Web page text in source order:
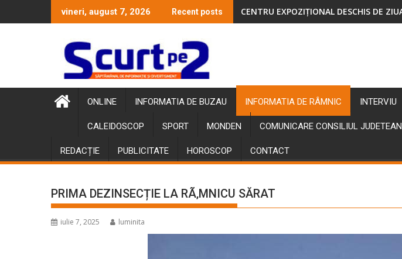
to
vineri, august 7, 2026 Recent posts CENTRU EXPOZIȚIONAL DESCHIS DE
ONLINE INFORMATIA DE BUZAU INFORMATIA DE RÂMNIC INTERVIU
CALEIDOSCOP SPORT MONDEN COMUNICARE CONSILIUL JUDETEAN
REDACȚIE PUBLICITATE HOROSCOP CONTACT
PRIMA DEZINSECȚIE LA RÃ‚MNICU SĂRAT
iulie 7, 2025 luminita